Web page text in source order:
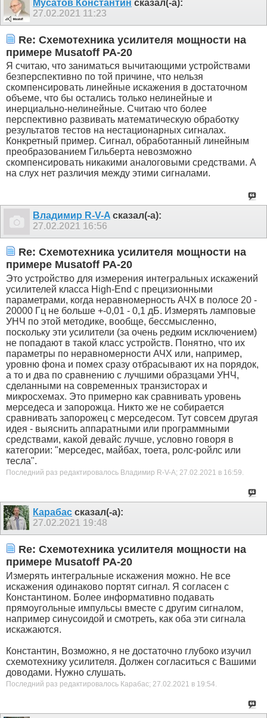
Мусатов Константин сказал(-а):
27.02.2021 11:23
Re: Схемотехника усилителя мощности на
примере Musatoff PA-20
Я считаю, что заниматься вычитающими устройствами
безперспективно по той причине, что нельзя
скомпенсировать линейные искажения в достаточном
объеме, что бы остались только нелинейные и
инерциально-нелинейные. Считаю что более
перспективно развивать математическую обработку
результатов тестов на нестационарных сигналах.
Конкретный пример. Сигнал, обработанный линейным
преобразованием Гильберта невозможно
скомпенсировать никакими аналоговыми средствами. А
на слух нет различия между этими сигналами.
Владимир R-V-A сказал(-а):
27.02.2021 16:56
Re: Схемотехника усилителя мощности на
примере Musatoff PA-20
Это устройство для измерения интегральных искажений
усилителей класса High-End с прецизионными
параметрами, когда неравномерность АЧХ в полосе 20 -
20000 Гц не больше +-0,01 - 0,1 дБ. Измерять ламповые
УНЧ по этой методике, вообще, бессмысленно,
поскольку эти усилители (за очень редким исключением)
не попадают в такой класс устройств. Понятно, что их
параметры по неравномерности АЧХ или, например,
уровню фона и помех сразу отбрасывают их на порядок,
а то и два по сравнению с лучшими образцами УНЧ,
сделанными на современных транзисторах и
микросхемах. Это примерно как сравнивать уровень
мерседеса и запорожца. Никто же не собирается
сравнивать запорожец с мерседесом. Тут совсем другая
идея - выяснить аппаратными или программными
средствами, какой девайс лучше, условно говоря в
категории: "мерседес, майбах, тоета, ролс-ройлс или
тесла".
Последний раз редактировалось Владимир R-V-A; 27.02.2021 в 16:59.
Карабас сказал(-а):
27.02.2021 19:48
Re: Схемотехника усилителя мощности на
примере Musatoff PA-20
Измерять интегральные искажения можно. Не все
искажения одинаково портят сигнал. Я согласен с
Константином. Более информативно подавать
прямоугольные импульсы вместе с другим сигналом,
например синусоидой и смотреть, как оба эти сигнала
искажаются.
Константин, Возможно, я не достаточно глубоко изучил
схемотехнику усилителя. Должен согласиться с Вашими
доводами. Нужно слушать.
Последний раз редактировалось Карабас; 27.02.2021 в 19:54.